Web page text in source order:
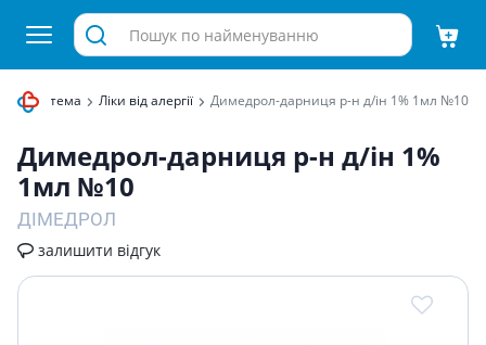
система Ліки від алергії Димедрол-дарниця р-н д/iн 1% 1мл №10
Димедрол-дарниця р-н д/iн 1%
1мл №10
ДІМЕДРОЛ
залишити відгук